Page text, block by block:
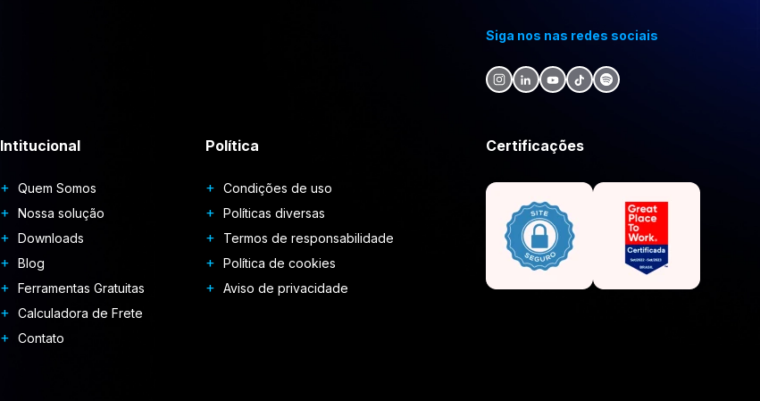
Intitucional
Quem Somos
Nossa solução
Downloads
Blog
Ferramentas Gratuitas
Calculadora de Frete
Contato
Política
Condições de uso
Políticas diversas
Termos de responsabilidade
Política de cookies
Aviso de privacidade
Siga nos nas redes sociais
Certificações